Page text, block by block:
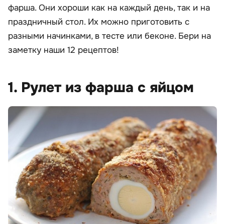
фарша. Они хороши как на каждый день, так и на
праздничный стол. Их можно приготовить с
разными начинками, в тесте или беконе. Бери на
заметку наши 12 рецептов!
1. Рулет из фарша с яйцом